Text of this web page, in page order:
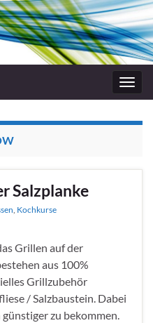
Salzplanke
, Kochkurse
Grillen auf der
aus 100%
Grillzubehör
/ Salzbaustein. Dabei
zu bekommen.